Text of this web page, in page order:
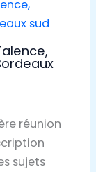
réunion
sujets